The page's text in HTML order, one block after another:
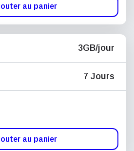
au panier
3GB/jour
7 Jours
au panier